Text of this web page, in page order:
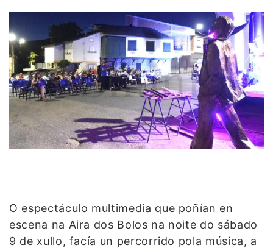
O espectáculo multimedia que poñían en
escena na Aira dos Bolos na noite do sábado
9 de xullo, facía un percorrido pola música, a